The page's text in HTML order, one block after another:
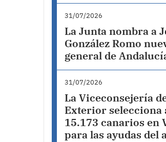
31/07/2026
La Junta nombra a
González Romo
general de
31/07/2026
La Viceconsejería
Exterior selecciona
15.173 canarios en
para las ayudas del